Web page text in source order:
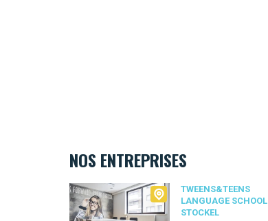
NOS ENTREPRISES
TWEENS&TEENS
LANGUAGE SCHOOL
STOCKEL
Tweens&Teens language school Stockel